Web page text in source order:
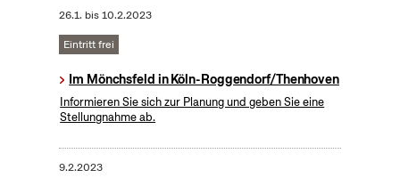
26.1. bis10.2.2023
Eintritt frei
Im Mönchsfeld in Köln-Roggendorf/Thenhoven
Informieren Sie sich zur Planung und geben Sie eine
Stellungnahme ab.
9.2.2023